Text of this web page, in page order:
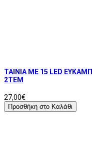
ΤΑΙΝΙΑ ΜΕ 15 LED
2ΤΕΜ
27,00€
Προσθήκη στο Καλάθι